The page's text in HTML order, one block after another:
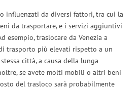
influenzati da diversi fattori, tra cui la
da trasportare, e i servizi aggiuntivi
esempio, traslocare da Venezia a
trasporto più elevati rispetto a un
città, a causa della lunga
se avete molti mobili o altri beni
del trasloco sarà probabilmente